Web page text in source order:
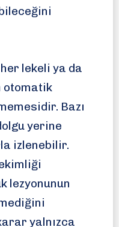
lekeli ya da
otomatik
Bazı
yerine
izlenebilir.
lezyonunun
yalnızca